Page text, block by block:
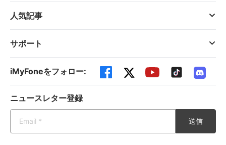
人気記事
サポート
iMyFoneをフォロー:
ニュースレター登録
送信